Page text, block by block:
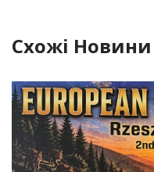
Схожі Новини